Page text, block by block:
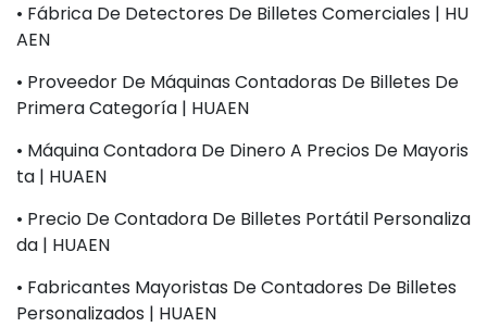
• Fábrica De Detectores De Billetes Comerciales | HU
AEN
• Proveedor De Máquinas Contadoras De Billetes De
Primera Categoría | HUAEN
• Máquina Contadora De Dinero A Precios De Mayoris
Ta | HUAEN
• Precio De Contadora De Billetes Portátil Personaliza
Da | HUAEN
• Fabricantes Mayoristas De Contadores De Billetes
Personalizados | HUAEN